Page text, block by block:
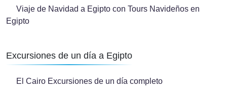
Viaje de Navidad a Egipto con Tours Navideños en
Egipto
Excursiones de un día a Egipto
El Cairo Excursiones de un día completo